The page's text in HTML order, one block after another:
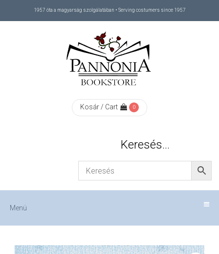
1957 óta a magyarság szolgálatában • Serving costumers since 1957
Kosár / Cart 0
Keresés…
Menü